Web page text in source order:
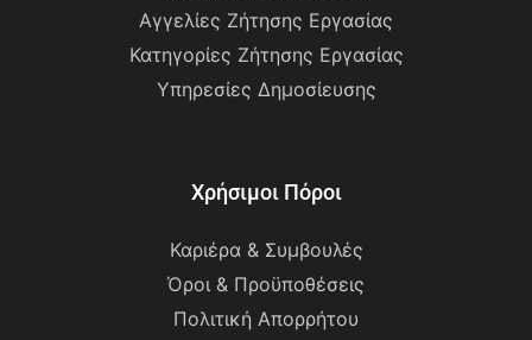
Αγγελίες Ζήτησης Εργασίας
Κατηγορίες Ζήτησης Εργασίας
Υπηρεσίες Δημοσίευσης
Χρήσιμοι Πόροι
Καριέρα & Συμβουλές
Όροι & Προϋποθέσεις
Πολιτική Απορρήτου